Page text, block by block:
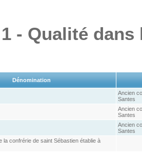
- Qualité
Dénomination
Ancien
Santes
Ancien
Santes
Ancien
Santes
la confrérie de saint Sébastien établie à